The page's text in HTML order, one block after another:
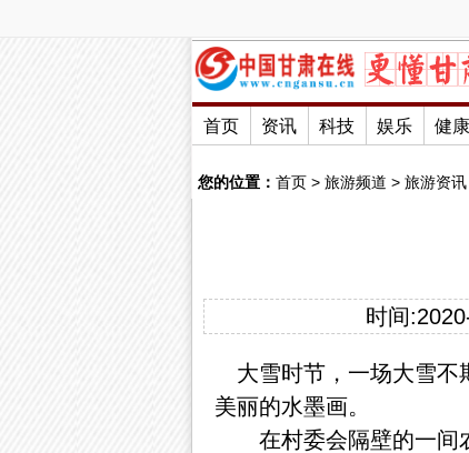
首页 资讯 科技 娱乐 健康
您的位置： 首页 > 旅游频道 > 旅游资讯
时间
大雪时节，一场大雪不
美丽的水墨画。
在村委会隔壁的一间农